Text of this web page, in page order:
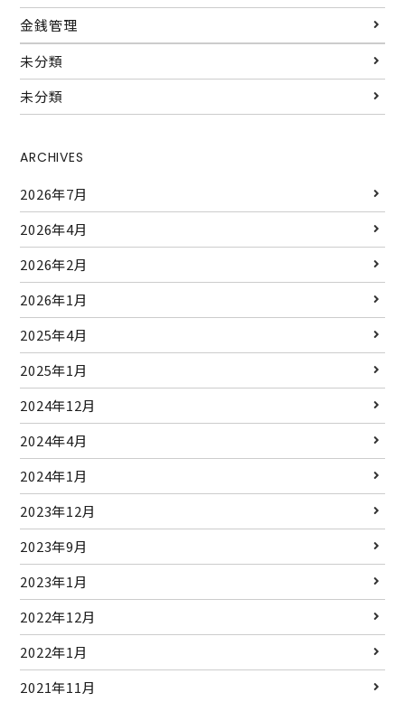
金銭管理
未分類
未分類
ARCHIVES
2026年7月
2026年4月
2026年2月
2026年1月
2025年4月
2025年1月
2024年12月
2024年4月
2024年1月
2023年12月
2023年9月
2023年1月
2022年12月
2022年1月
2021年11月